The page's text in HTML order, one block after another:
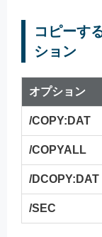
コピーす
ション
オプション
/COPY:DAT
/COPYALL
/DCOPY:DAT
/SEC